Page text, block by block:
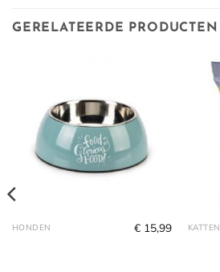
GERELATEERDE PRODUCTEN
HONDEN € 15,99 KATTEN